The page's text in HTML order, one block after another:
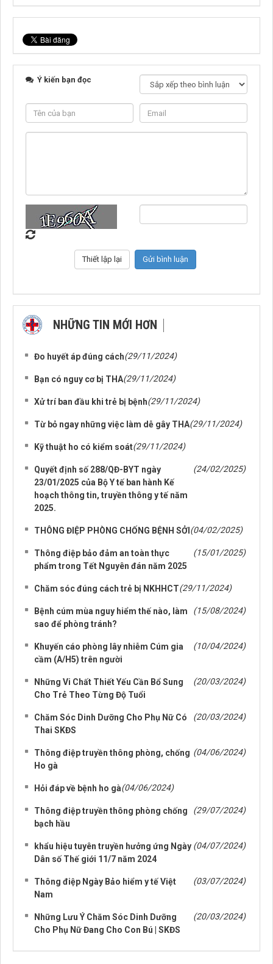
Ý kiến bạn đọc
NHỮNG TIN MỚI HƠN
Đo huyết áp đúng cách(29/11/2024)
Bạn có nguy cơ bị THA(29/11/2024)
Xử trí ban đầu khi trẻ bị bệnh(29/11/2024)
Từ bỏ ngay những việc làm dễ gây THA(29/11/2024)
Kỹ thuật ho có kiểm soát(29/11/2024)
Quyết định số 288/QĐ-BYT ngày
23/01/2025 của Bộ Y tế ban hành Kế
hoạch thông tin, truyền thông y tế năm
2025.
(24/02/2025)
THÔNG ĐIỆP PHÒNG CHỐNG BỆNH SỞI (04/02/2025)
Thông điệp bảo đảm an toàn thực
phẩm trong Tết Nguyên đán năm 2025
(15/01/2025)
Chăm sóc đúng cách trẻ bị NKHHCT(29/11/2024)
Bệnh cúm mùa nguy hiểm thế nào, làm
sao để phòng tránh?
(15/08/2024)
Khuyến cáo phòng lây nhiễm Cúm gia
cầm (A/H5) trên người
(10/04/2024)
Những Vi Chất Thiết Yếu Cần Bổ Sung
Cho Trẻ Theo Từng Độ Tuổi
(20/03/2024)
Chăm Sóc Dinh Dưỡng Cho Phụ Nữ Có
Thai SKĐS
(20/03/2024)
Thông điệp truyền thông phòng, chống
Ho gà
(04/06/2024)
Hỏi đáp về bệnh ho gà(04/06/2024)
Thông điệp truyền thông phòng chống
bạch hầu
(29/07/2024)
khẩu hiệu tuyên truyền hưởng ứng Ngày
Dân số Thế giới 11/7 năm 2024
(04/07/2024)
Thông điệp Ngày Bảo hiểm y tế Việt
Nam
(03/07/2024)
Những Lưu Ý Chăm Sóc Dinh Dưỡng
Cho Phụ Nữ Đang Cho Con Bú | SKĐS
(20/03/2024)